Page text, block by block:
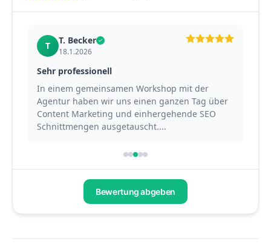
T T. Becker
18.1.2026
Sehr professionell
In einem gemeinsamen Workshop mit der
Agentur haben wir uns einen ganzen Tag über
Content Marketing und einhergehende SEO
Schnittmengen ausgetauscht....
Bewertung abgeben